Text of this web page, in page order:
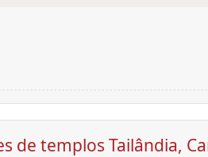
de templos Tailândia,